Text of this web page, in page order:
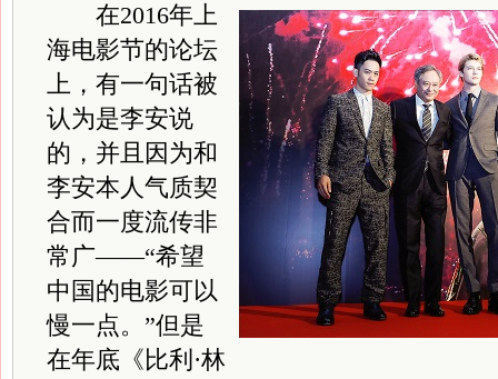
在2016年上
海电影节的论坛
上，有一句话被
认为是李安说
的，并且因为和
李安本人气质契
合而一度流传非
常广——“希望
中国的电影可以
慢一点。”但是
在年底《比利·林